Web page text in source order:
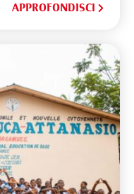
APPROFONDISCI